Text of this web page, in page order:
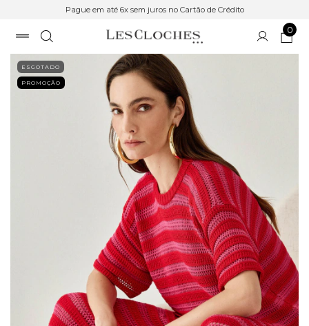
Pague em até 6x sem juros no Cartão de Crédito
0
ESGOTADO
PROMOÇÃO